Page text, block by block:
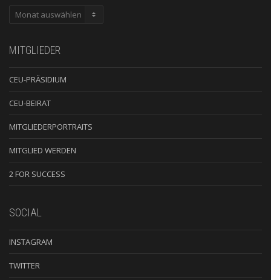
ARCHIV
MITGLIEDER
CEU-PRÄSIDIUM
CEU-BEIRAT
MITGLIEDERPORTRAITS
MITGLIED WERDEN
2 FOR SUCCESS
SOCIAL
INSTAGRAM
TWITTER